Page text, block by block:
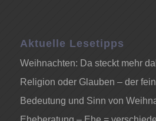
Aktuelle Lesetipps
Weihnachten: Da steckt mehr
Religion oder Glauben – der
Bedeutung und Sinn von